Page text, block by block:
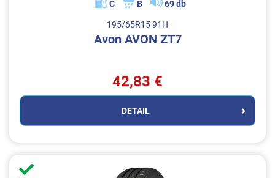
C B 69 db
195/65R15 91H
Avon AVON ZT7
42,83 €
DETAIL